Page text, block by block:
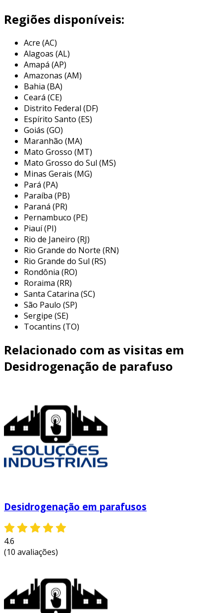
o que é um parafuso auto brocante?
parafuso projetado para perfurar materiais
sem a necessidade de furar previamente. isso é
possível graças à ponta afiada e ao design
exclusivo, que facilita a penetração em diversas
superfícies. os parafusos auto brocantes são
especialmente úteis em aplicações onde a
rapidez e a eficiência de instalação são
fundamentais.
características principais
entre as características que tornam os
parafusos auto brocantes ideais para telhas,
podemos destacar:
ponta auto brocante
instalação fácil e rápida, sem necessidade
de furadeiras.
resistência à corrosão: geralmente
fabricados com revestimentos que
garantem a durabilidade em ambientes
externos.
variedade de tamanhos
diferentes tamanhos e diâmetros,
atendendo a diversas necessidades.
cabeça fresada
: a cabeça do parafuso é
projetada para se encaixar perfeitamente
na superfície da telha, garantindo um
do parafuso auto brocante uma escolha
confiável para uma variedade de projetos.
benefícios da utilização
a utilização de parafusos auto brocantes para
instalar diretamente sem pré-furações
menor custo de mão de obra
nos custos relacionados à mão de obra.
dos parafusos garante que as telhas
fiquem bem fixadas, evitando vazamentos.
Regiões disponíveis:
Acre (AC)
Alagoas (AL)
Amapá (AP)
Amazonas (AM)
Bahia (BA)
Ceará (CE)
Distrito Federal (DF)
Espírito Santo (ES)
Goiás (GO)
Maranhão (MA)
Mato Grosso (MT)
Mato Grosso do Sul (MS)
Minas Gerais (MG)
Pará (PA)
Paraíba (PB)
Paraná (PR)
Pernambuco (PE)
Piauí (PI)
Rio de Janeiro (RJ)
Rio Grande do Norte (RN)
Rio Grande do Sul (RS)
Rondônia (RO)
Roraima (RR)
Santa Catarina (SC)
São Paulo (SP)
Sergipe (SE)
Tocantins (TO)
Relacionado com as visitas em
Desidrogenação de parafuso
Desidrogenação em parafusos
4.6
(10 avaliações)